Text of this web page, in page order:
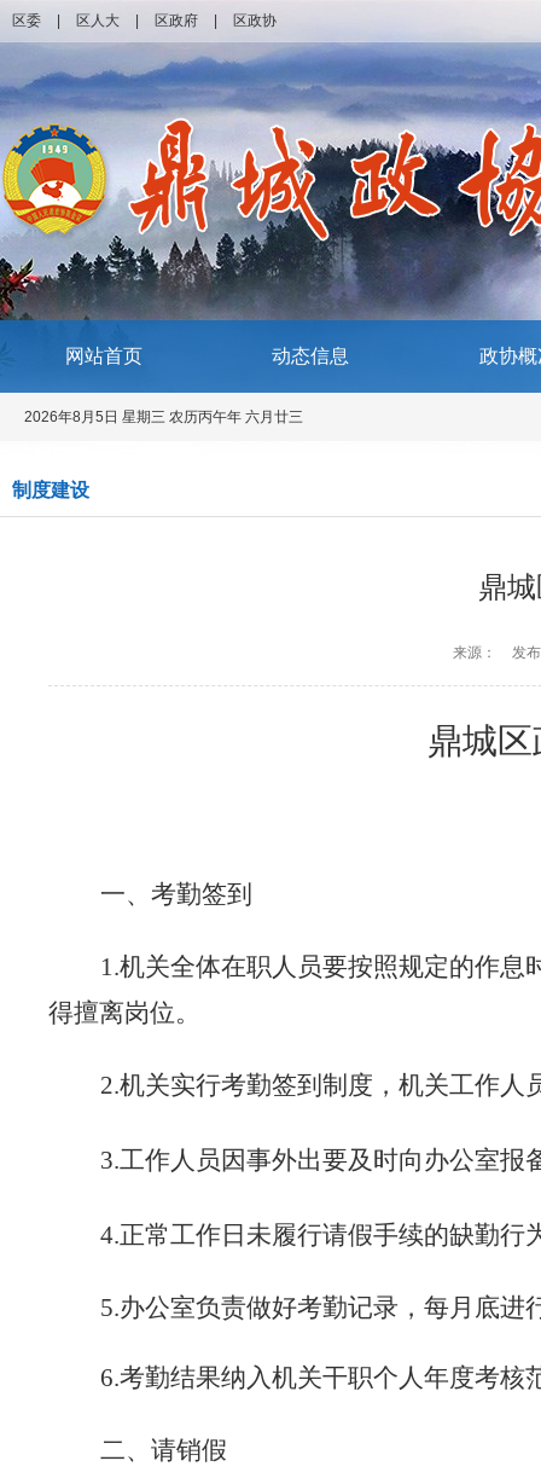
区委 区人大 区政府 区政协
网站首页 动态信息 政协概
2026年8月5日 星期三 农历丙午年 六月廿三
制度建设
鼎
来源： 发
鼎城区
一、考勤签到
1.机关全体在职人员要按照规定的作息
得擅离岗位。
2.机关实行考勤签到制度，机关工作人
3.工作人员因事外出要及时向办公室报
4.正常工作日未履行请假手续的缺勤
5.办公室负责做好考勤记录， 每月底进
6.考勤结果纳入机关干职个人年度考核
二、请销假